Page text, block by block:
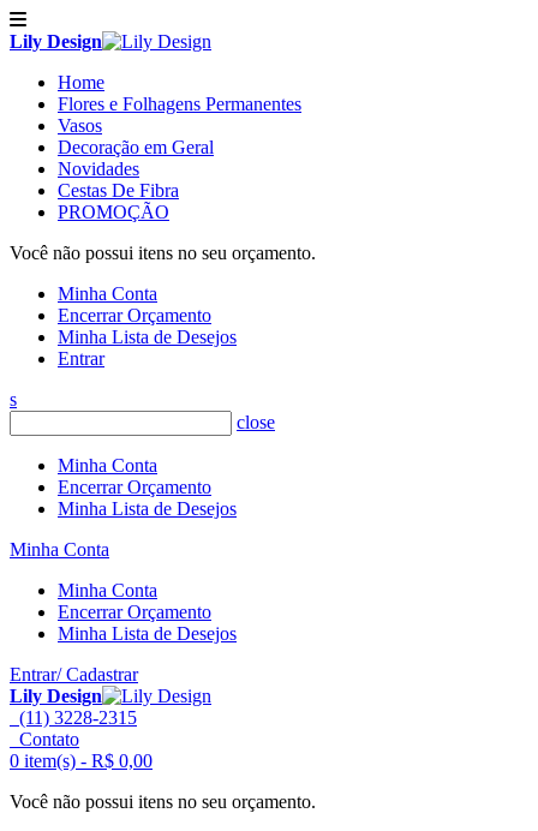
Lily Design
Home
Flores e Folhagens Permanentes
Vasos
Decoração em Geral
Novidades
Cestas De Fibra
PROMOÇÃO
Você não possui itens no seu orçamento.
Minha Conta
Encerrar Orçamento
Minha Lista de Desejos
Entrar
s
close
Minha Conta
Encerrar Orçamento
Minha Lista de Desejos
Minha Conta
Minha Conta
Encerrar Orçamento
Minha Lista de Desejos
Entrar/ Cadastrar
Lily Design
(11) 3228-2315
Contato
0 item(s) - R$ 0,00
Você não possui itens no seu orçamento.